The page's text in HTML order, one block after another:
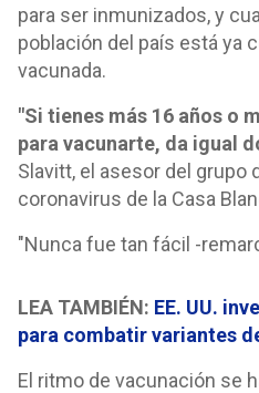
para ser inmunizados, y
población del país está ya
vacunada.
"Si tienes más 16 años o
para vacunarte, da igual
Slavitt, el asesor del grupo
coronavirus de la Casa
"Nunca fue tan fácil -
LEA TAMBIÉN: EE. UU.
para combatir variantes
El ritmo de vacunación se